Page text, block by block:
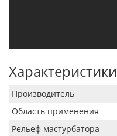
Характеристики
Производитель
Область применения
Рельеф мастурбатора